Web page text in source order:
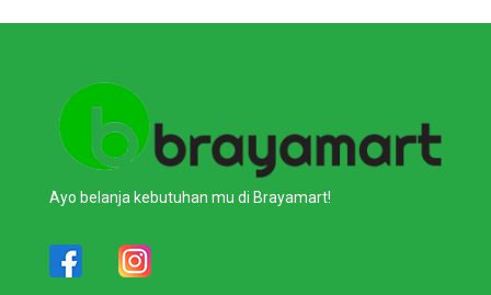
Ayo belanja kebutuhan mu di Brayamart!